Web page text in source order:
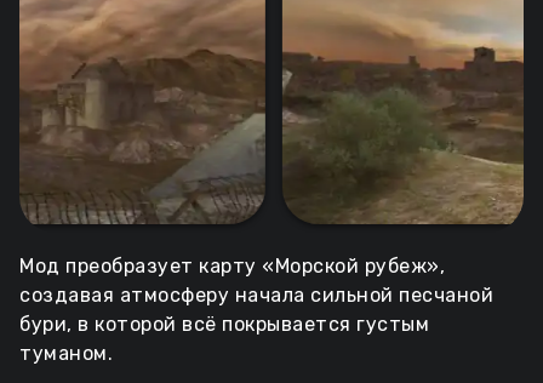
Мод преобразует карту «Морской рубеж»,
создавая атмосферу начала сильной песчаной
бури, в которой всё покрывается густым
туманом.